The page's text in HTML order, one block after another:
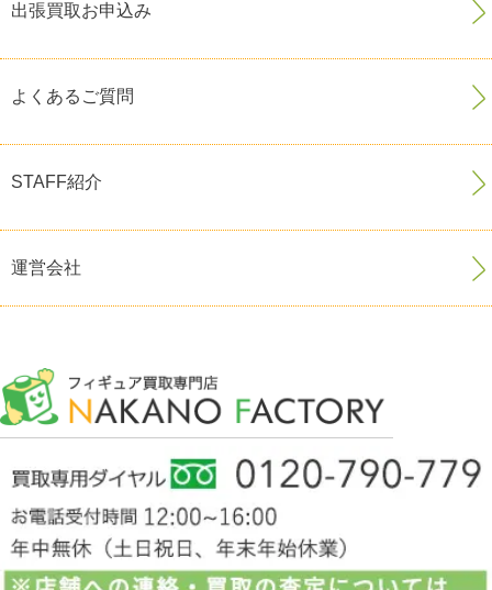
出張買取お申込み
よくあるご質問
STAFF紹介
運営会社